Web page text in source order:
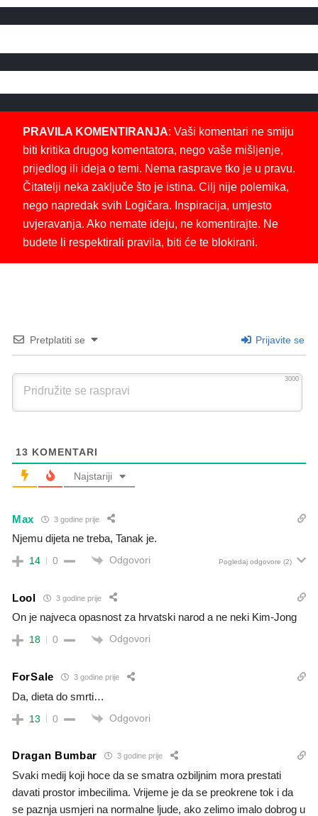
PRAVILA KOMENTIRANJA: Vaši komentari ne smiju
biti kritika drugog komentatora, nego vaše mišljenje,
prijedlog ili ideja o temi. Nema rasprave tko je u pravu.
Čitatelji neka zaključe što je istina. Cilj nije polemika,
nego napredak svih Logičara. Inspiracija, umjesto
uvjeravanja. Ako nemate ideju, ne komentirajte. Ne
budete li respektirali pravila, biti će te blokirani.
Pretplatiti se Prijavite se
3000
13 KOMENTARI
Najstariji
Max 3 godine prije
Njemu dijeta ne treba, Tanak je.
14 0 Odgovori Pogledaj odgovore (2)
Lool 3 godine prije
On je najveca opasnost za hrvatski narod a ne neki Kim-Jong
18 0 Odgovori
ForSale 3 godine prije
Da, dieta do smrti…
13 0 Odgovori
Dragan Bumbar 3 godine prije
Svaki medij koji hoce da se smatra ozbiljnim mora prestati
davati prostor imbecilima. Vrijeme je da se preokrene tok i da
se paznja usmjeri na normalne ljude, ako zelimo imalo dobrog u